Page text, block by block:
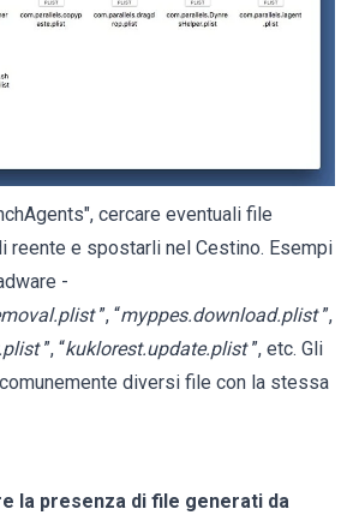
cercare eventuali file
reente e spostarli nel Cestino. Esempi
-
”, “myppes.download.plist ”,
”, “kuklorest.update.plist ”, etc. Gli
diversi file con la stessa
la presenza di file generati da